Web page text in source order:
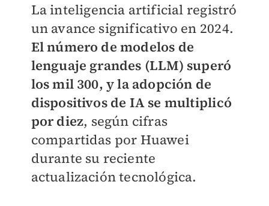
La inteligencia artificial registró
un avance significativo en 2024.
El número de modelos de
lenguaje grandes (LLM) superó
los mil 300, y la adopción de
dispositivos de IA se multiplicó
por diez, según cifras
compartidas por Huawei
durante su reciente
actualización tecnológica.